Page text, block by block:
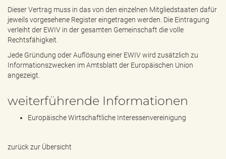
Dieser Vertrag muss in das von den einzelnen Mitgliedstaaten dafür
jeweils vorgesehene Register eingetragen werden. Die Eintragung
verleiht der EWIV in der gesamten Gemeinschaft die volle
Rechtsfähigkeit.
Jede Gründung oder Auflösung einer EWIV wird zusätzlich zu
Informationszwecken im Amtsblatt der Europäischen Union
angezeigt.
weiterführende Informationen
Europäische Wirtschaftliche Interessenvereinigung
zurück zur Übersicht